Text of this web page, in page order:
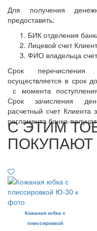
Для получения
предоставить:
БИК отделения
Лицевой счет
ФИО владельца
Срок перечисления
осуществляется в срок
с момента
Срок зачисления
расчетный счет Клиента
регламента банка-
С ЭТИМ
ПОКУПАЮТ
Кожаная юбка с
плиссировкой